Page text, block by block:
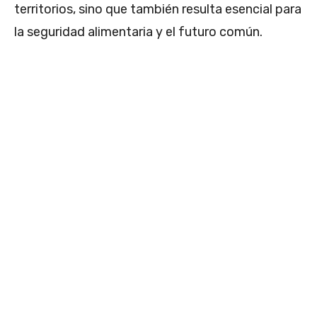
territorios, sino que también resulta esencial para
la seguridad alimentaria y el futuro común.